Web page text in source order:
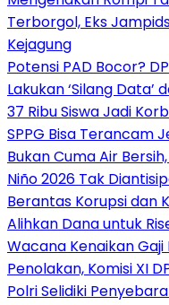
Terborgol, Eks
Kejagung
Potensi PAD Bocor?
Lakukan ‘Silang Data’
37 Ribu Siswa Jadi
SPPG Bisa Terancam
Bukan Cuma Air
Niño 2026 Tak
Berantas Korupsi dan
Alihkan Dana untuk
Wacana Kenaikan
Penolakan, Komisi XI
Polri Selidiki